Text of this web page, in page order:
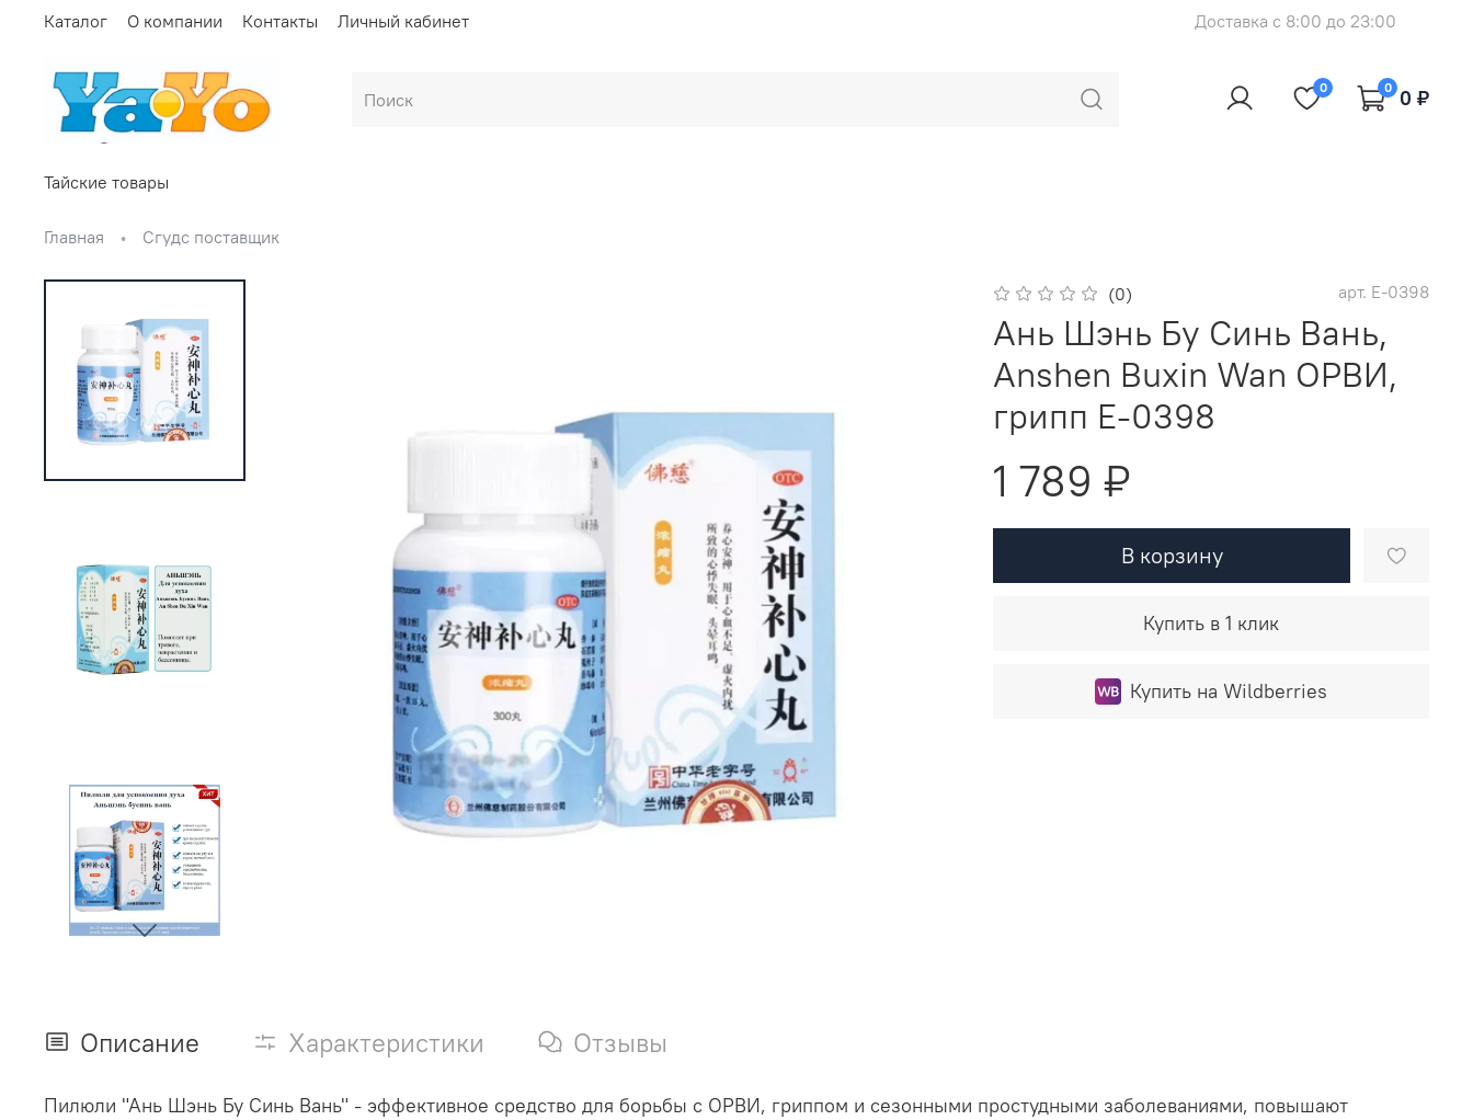
Каталог О компании Контакты Личный кабинет Доставка с 8:00 до 23:00
0 0 0 ₽
Тайские товары
Главная Сгудс поставщик
(0) арт. E-0398
Ань Шэнь Бу Синь Вань,
Anshen Buxin Wan ОРВИ,
грипп E-0398
1 789 ₽
В корзину
Купить в 1 клик
Купить на Wildberries
Описание Характеристики Отзывы
Пилюли "Ань Шэнь Бу Синь Вань" - эффективное средство для борьбы с ОРВИ, гриппом и сезонными простудными заболеваниями, повышают